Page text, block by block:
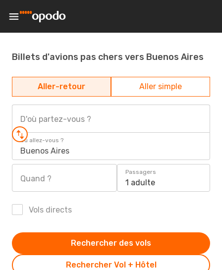
Billets d'avions pas chers vers Buenos Aires
Aller-retour Aller simple
D'où partez-vous ?
Où allez-vous ?
Buenos Aires
Quand ?
Passagers
1 adulte
Vols directs
Rechercher Vol + Hôtel
Rechercher des vols